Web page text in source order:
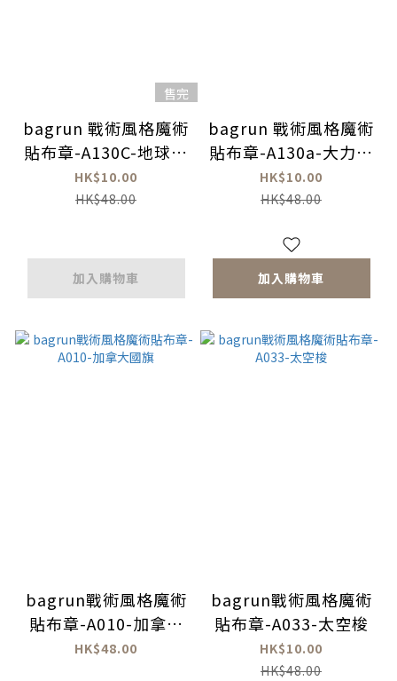
售完
bagrun 戰術風格魔術
貼布章-A130C-地球是
很危險的
HK$10.00
HK$48.00
加入購物車
bagrun 戰術風格魔術
貼布章-A130a-大力金
剛腿
HK$10.00
HK$48.00
加入購物車
bagrun戰術風格魔術
貼布章-A010-加拿大
國旗
HK$48.00
bagrun戰術風格魔術
貼布章-A033-太空梭
HK$10.00
HK$48.00